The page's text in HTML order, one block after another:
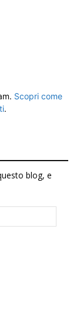
Scopri come
.
blog, e